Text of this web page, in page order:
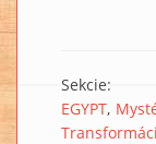
Sekcie:
EGYPT